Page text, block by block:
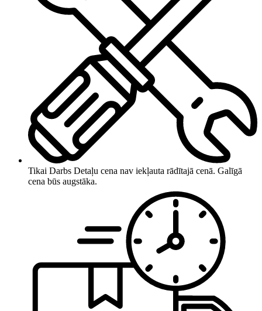
Tikai Darbs Detaļu cena nav iekļauta rādītajā cenā. Galīgā
cena būs augstāka.